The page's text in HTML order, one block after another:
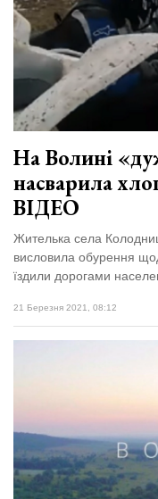
На Волині
насварила
ВІДЕО
Жителька села
висловила обурення
їздили дорогами
21 Березня 2021, 08:12